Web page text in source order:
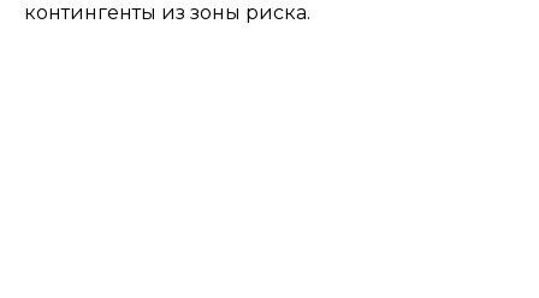
контингенты из зоны риска.